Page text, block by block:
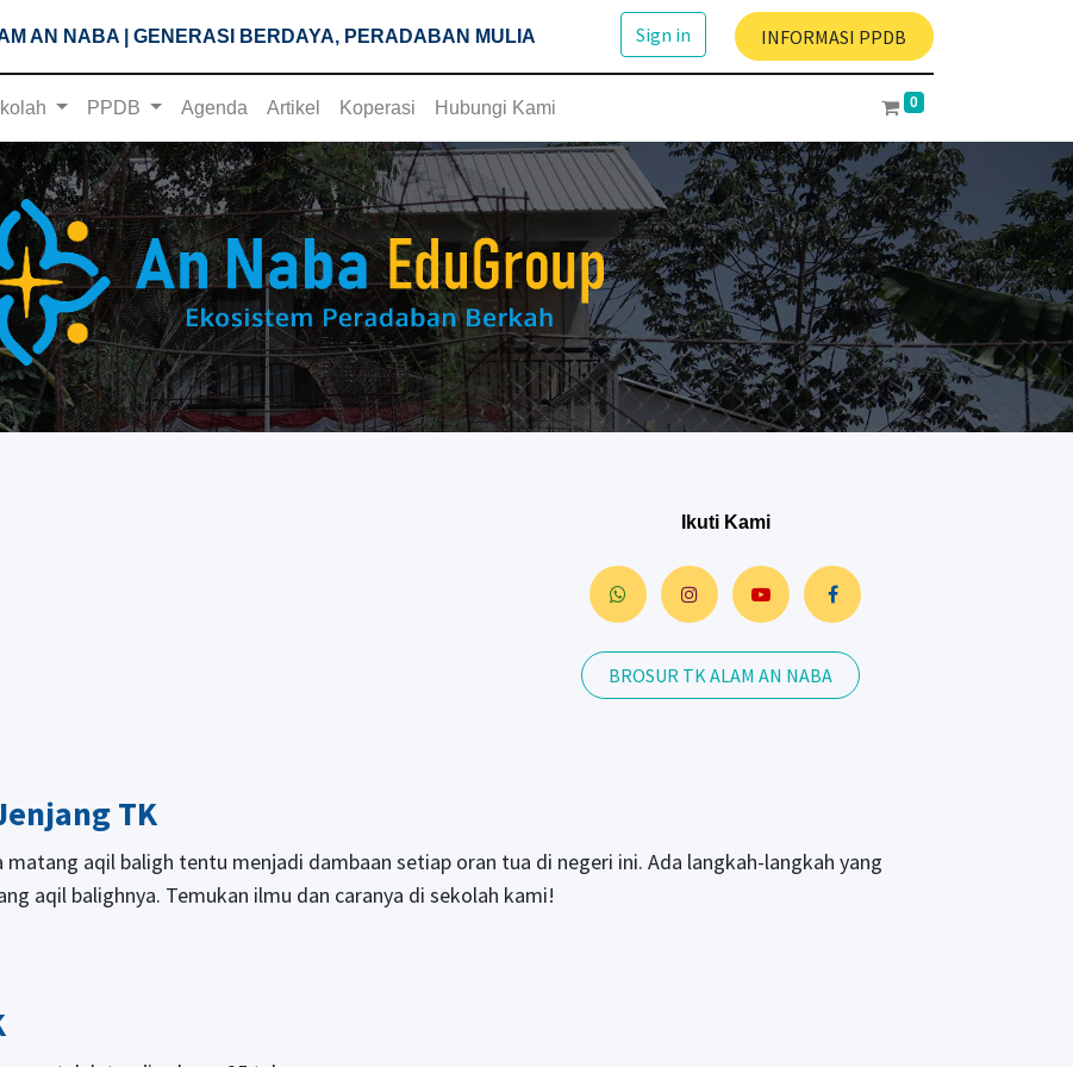
AN NABA | GENERASI BERDAYA, PERADABAN MULIA Sign in INFORMASI PPDB
PPDB Agenda Artikel Koperasi Hubungi Kami 0
Ikuti Kami
BROSUR TK ALAM AN NABA
TK
matang aqil baligh tentu menjadi dambaan setiap oran tua di negeri ini. Ada langkah-langkah yang
aqil balighnya. Temukan ilmu dan caranya di sekolah kami!